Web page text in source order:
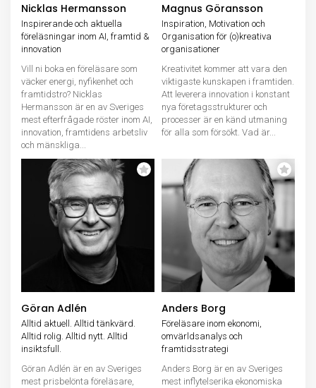
Nicklas Hermansson
Inspirerande och aktuella
föreläsningar inom AI, framtid &
innovation
Vill ni boka en föreläsare som
väcker energi, nyfikenhet och
framtidstro? Nicklas
Hermansson är en av Sveriges
mest efterfrågade röster inom AI,
innovation, framtidens arbetsliv
och mänskliga...
Magnus Göransson
Inspiration, Motivation och
Organisation för (o)kreativa
organisationer
Kreativitet kommer att vara den
viktigaste kunskapen i framtiden.
Att leverera innovation i konstant
nya företagsstrukturer och
processer är en känd utmaning
för alla som försökt. Vad är...
Göran Adlén
Alltid aktuell. Alltid tänkvärd.
Alltid rolig. Alltid nytt. Alltid
insiktsfull.
Göran Adlén är en av Sveriges
mest prisbelönta föreläsare,
Anders Borg
Föreläsare inom ekonomi,
omvärldsanalys och
framtidsstrategi
Anders Borg är en av Sveriges
mest inflytelserika ekonomiska